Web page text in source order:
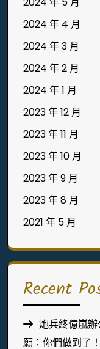
2024 年 4 月
2024 年 3 月
2024 年 2 月
2024 年 1 月
2023 年 12 月
2023 年 11 月
2023 年 10 月
2023 年 9 月
2023 年 8 月
2021 年 5 月
Recent
炮兵終億嵐
願：你們做到了！